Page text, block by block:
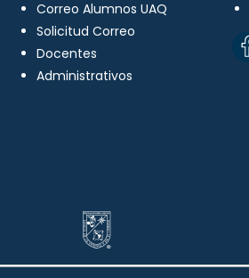
Correo Alumnos UAQ
Solicitud Correo
Docentes
Administrativos